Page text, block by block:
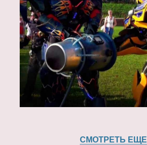
СМОТРЕТЬ ЕЩЕ